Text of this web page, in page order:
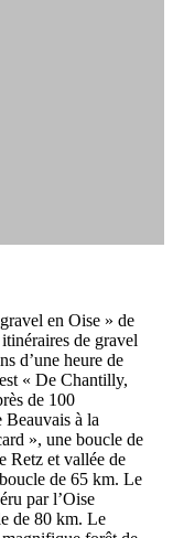
en Oise » de
de gravel
d’une heure de
« De Chantilly,
de 100
à la
», une boucle de
Retz et vallée de
de 65 km. Le
par l’Oise
de 80 km. Le